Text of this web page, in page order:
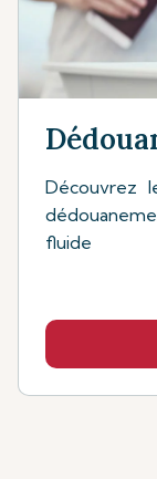
Découvrez
fluide